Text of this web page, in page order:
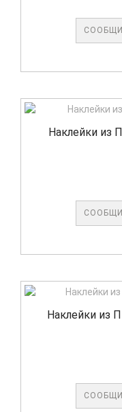
Наклейки из
Наклейки из